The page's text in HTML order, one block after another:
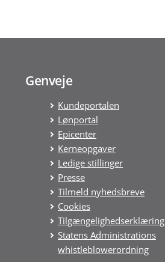
Genveje
Kundeportalen
Lønportal
Epicenter
Kerneopgaver
Ledige stillinger
Presse
Tilmeld nyhedsbreve
Cookies
Tilgængelighedserklæring
Statens Administrations
whistleblowerordning